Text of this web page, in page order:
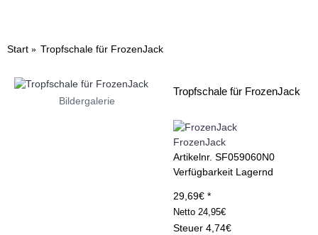
Start Tropfschale für FrozenJack
Bildergalerie
Tropfschale für FrozenJack
FrozenJack
Artikelnr. SF059060N0
Verfügbarkeit Lagernd
29,69€ *
Netto 24,95€
Steuer 4,74€